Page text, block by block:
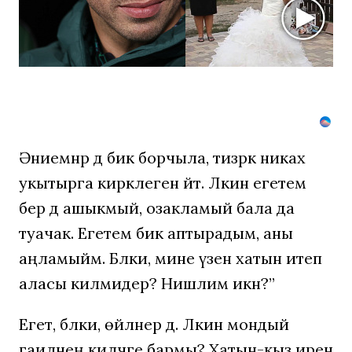
Әниемнәр дә бик борчыла, тизрәк никах
укытырга кирәклеген әйтә. Ләкин егетем
бер дә ашыкмый, озакламый бала да
туачак. Егетемә бик аптырадым, аны
аңламыйм. Бәлки, мине үзенә хатын итеп
аласы килмидер? Нишлим икән?”
Егет, бәлки, өйләнер дә. Ләкин мондый